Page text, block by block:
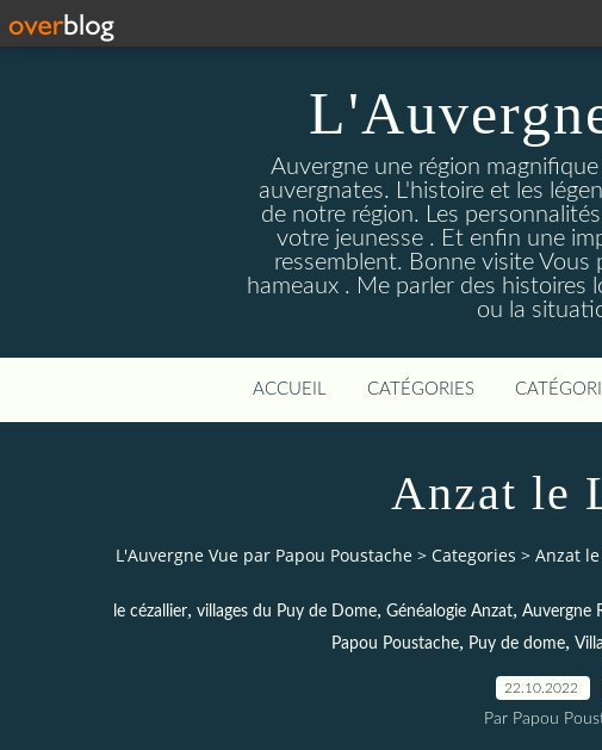
Auvergne une région
auvergnates. L'histoire et les
de notre région. Les
votre jeunesse . Et enfin une
ressemblent. Bonne visite
hameaux . Me parler des histoires
ou la
ACCUEIL CATÉGORIES
Anzat le
L'Auvergne Vue par Papou Poustache > Categories > Anzat
le cézallier, villages du Puy de Dome, Généalogie Anzat, Auvergne
Papou Poustache, Puy de dome,
22.10.2022
Par Papou